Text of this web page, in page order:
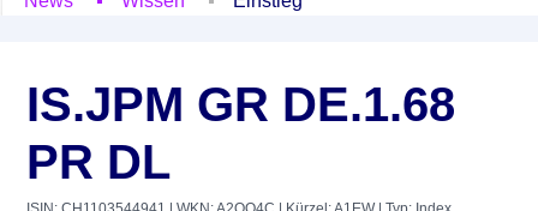
IS.JPM GR DE.1.68
PR DL